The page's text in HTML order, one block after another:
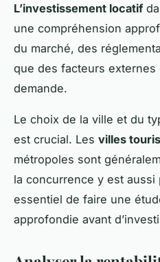
L’investissement locatif
une compréhension
du marché, des
que des facteurs
demande.
Le choix de la ville et du
est crucial. Les villes
métropoles sont
la concurrence y est
essentiel de faire une
approfondie avant